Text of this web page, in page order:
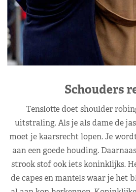
Schouders
Tenslotte doet shoulder
uitstraling. Als je als dame de
moet je kaarsrecht lopen. Je
aan een goede houding.
strook stof ook iets koninklijks.
de capes en mantels waar je het